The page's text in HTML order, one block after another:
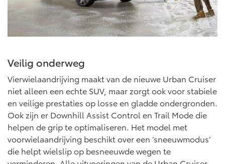
Veilig onderweg
Vierwielaandrijving maakt van de nieuwe Urban Cruiser
niet alleen een echte SUV, maar zorgt ook voor stabiele
en veilige prestaties op losse en gladde ondergronden.
Ook zijn er Downhill Assist Control en Trail Mode die
helpen de grip te optimaliseren. Het model met
voorwielaandrijving beschikt over een ‘sneeuwmodus’
die helpt wielslip op besneeuwde wegen te